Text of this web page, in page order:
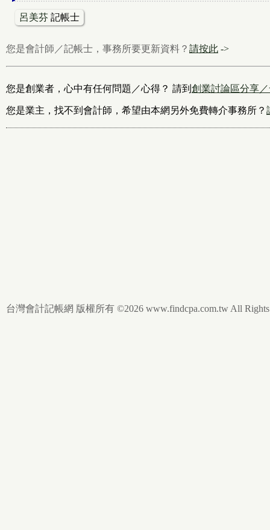
呂美芬 記帳士
您是會計師／記帳士，事務所要更新資料？ 請按此 ->
您是創業者，心中有任何問題／心得？ 請到 創業討論區分享
您是業主，找不到會計師，希望由本網另外免費轉介事務所？
台灣會計記帳網 版權所有 ©2026 www.findcpa.com.tw All Rights